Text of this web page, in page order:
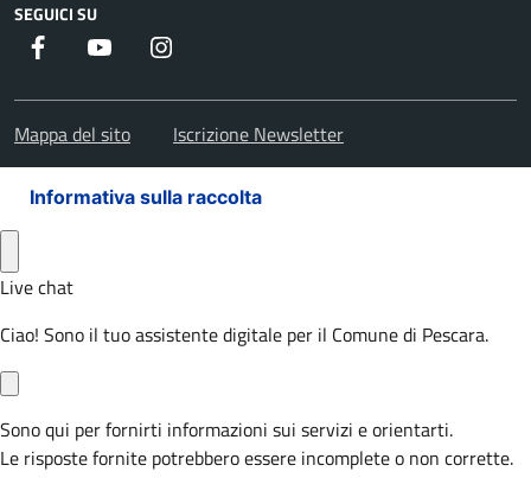
SEGUICI SU
Facebook Youtube
Mappa del sito Iscrizione Newsletter
Informativa sulla raccolta